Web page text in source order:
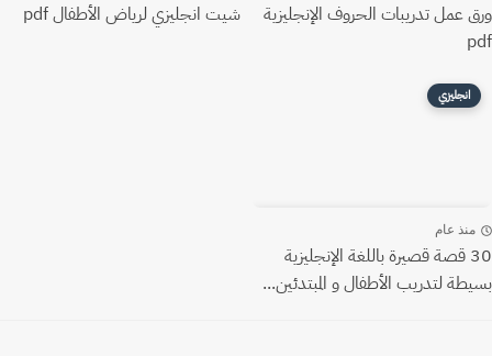
ورق عمل تدريبات الحروف الإنجليزية
pdf
شيت انجليزي لرياض الأطفال pdf
انجليزي
منذ عام
30 قصة قصيرة باللغة الإنجليزية
بسيطة لتدريب الأطفال و المبتدئين...